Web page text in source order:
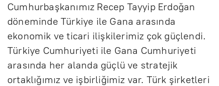
Cumhurbaşkanımız Recep Tayyip Erdoğan
döneminde Türkiye ile Gana arasında
ekonomik ve ticari ilişkilerimiz çok güçlendi.
Türkiye Cumhuriyeti ile Gana Cumhuriyeti
arasında her alanda güçlü ve stratejik
ortaklığımız ve işbirliğimiz var. Türk şirketleri